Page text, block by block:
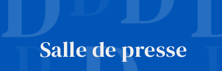
Salle de presse